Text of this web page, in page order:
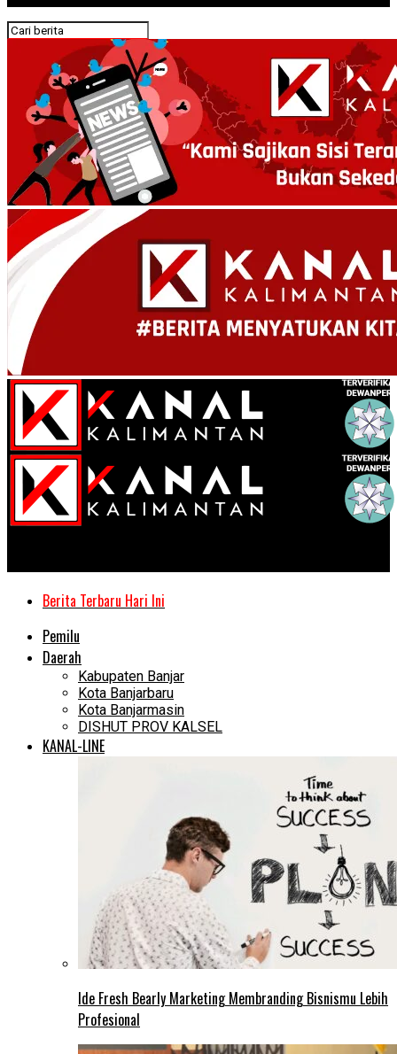
Berita Terbaru Hari Ini
Pemilu
Daerah
Kabupaten Banjar
Kota Banjarbaru
Kota Banjarmasin
DISHUT PROV KALSEL
KANAL-LINE
Ide Fresh Bearly Marketing Membranding Bisnismu Lebih
Profesional